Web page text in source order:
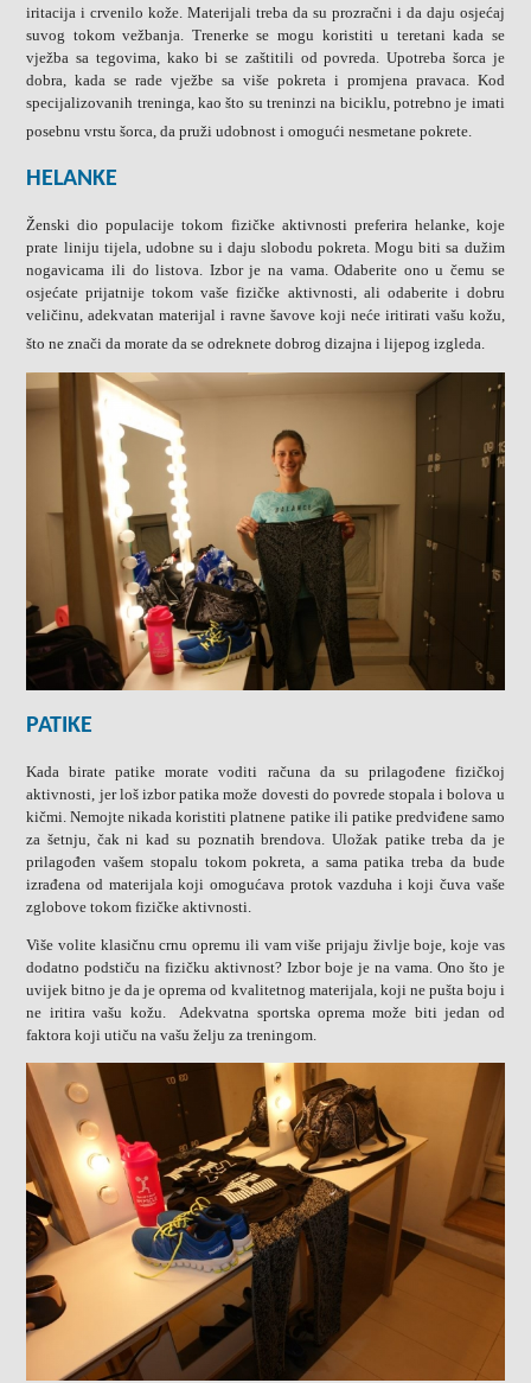
iritacija i crvenilo kože. Materijali treba da su prozračni i da daju osjećaj
suvog tokom vežbanja. Trenerke se mogu koristiti u teretani kada se
vježba sa tegovima, kako bi se zaštitili od povreda. Upotreba šorca je
dobra, kada se rade vježbe sa više pokreta i promjena pravaca. Kod
specijalizovanih treninga, kao što su treninzi na biciklu, potrebno je imati
posebnu vrstu šorca, da pruži udobnost i omogući nesmetane pokrete.
HELANKE
Ženski dio populacije tokom fizičke aktivnosti preferira helanke, koje
prate liniju tijela, udobne su i daju slobodu pokreta. Mogu biti sa dužim
nogavicama ili do listova. Izbor je na vama. Odaberite ono u čemu se
osjećate prijatnije tokom vaše fizičke aktivnosti, ali odaberite i dobru
veličinu, adekvatan materijal i ravne šavove koji neće iritirati vašu kožu,
što ne znači da morate da se odreknete dobrog dizajna i lijepog izgleda.
PATIKE
Kada birate patike morate voditi računa da su prilagođene fizičkoj
aktivnosti, jer loš izbor patika može dovesti do povrede stopala i bolova u
kičmi. Nemojte nikada koristiti platnene patike ili patike predviđene samo
za šetnju, čak ni kad su poznatih brendova. Uložak patike treba da je
prilagođen vašem stopalu tokom pokreta, a sama patika treba da bude
izrađena od materijala koji omogućava protok vazduha i koji čuva vaše
zglobove tokom fizičke aktivnosti.
Više volite klasičnu crnu opremu ili vam više prijaju življe boje, koje vas
dodatno podstiču na fizičku aktivnost? Izbor boje je na vama. Ono što je
uvijek bitno je da je oprema od kvalitetnog materijala, koji ne pušta boju i
ne iritira vašu kožu. Adekvatna sportska oprema može biti jedan od
faktora koji utiču na vašu želju za treningom.